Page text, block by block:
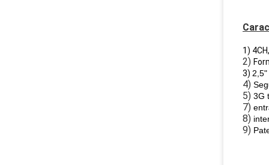
1)
2)
3) 2,5"
4)
5) 3G
7)
8)
9)